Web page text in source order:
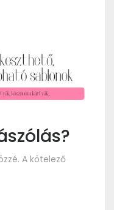
A kötelező